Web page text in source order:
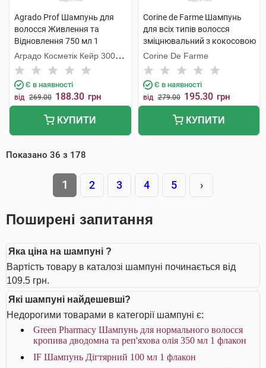
Agrado Prof Шампунь для
волосся Живлення та
Відновлення 750 мл 1
флакон
Аградо Косметік Кейр 3000
С.Л.У.
Є в наявності
від 269.00 188.30 грн
КУПИТИ
Corine de Farme Шампунь
для всіх типів волосся
зміцнювальний з кокосовою
водою 750 мл 1 флакон
Corine De Farme
Є в наявності
від 279.00 195.30 грн
КУПИТИ
Показано 36 з 178
1 2 3 4 5 ›
Поширені запитання
Яка ціна на шампуні ?
Вартість товару в каталозі шампуні починається від
109.5 грн.
Які шампуні найдешевші?
Недорогими товарами в категорії шампуні є:
Green Pharmacy Шампунь для нормального волосся
кропива дводомна та реп'яхова олія 350 мл 1 флакон
IF Шампунь Дігтярний 100 мл 1 флакон